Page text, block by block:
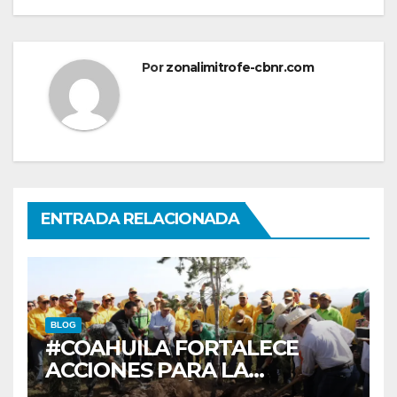
Porzonalimitrofe-cbnr.com
ENTRADA RELACIONADA
BLOG
#COAHUILA FORTALECE
ACCIONES PARA LA
RESTAURACIÓN Y